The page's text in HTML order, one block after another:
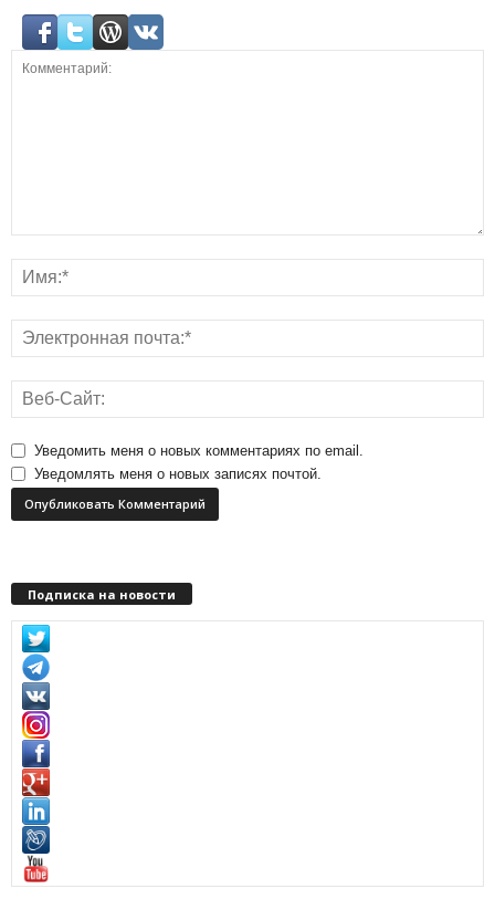
Уведомить меня о новых комментариях по email.
Уведомлять меня о новых записях почтой.
Подписка на новости